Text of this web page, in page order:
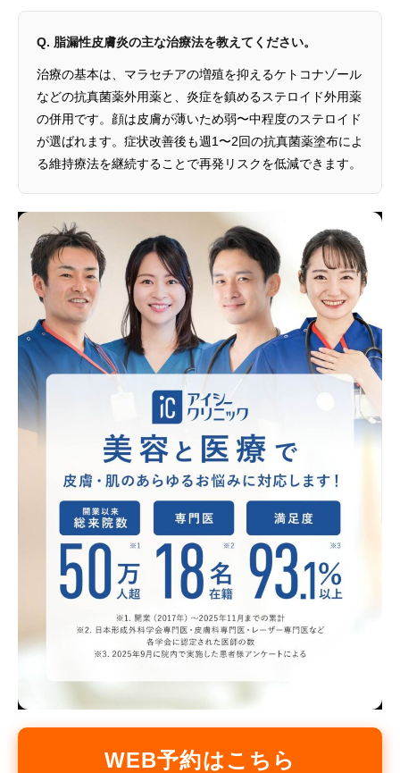
Q. 脂漏性皮膚炎の主な治療法を教えてください。
治療の基本は、マラセチアの増殖を抑えるケトコナゾール
などの抗真菌薬外用薬と、炎症を鎮めるステロイド外用薬
の併用です。顔は皮膚が薄いため弱〜中程度のステロイド
が選ばれます。症状改善後も週1〜2回の抗真菌薬塗布によ
る維持療法を継続することで再発リスクを低減できます。
WEB予約はこちら